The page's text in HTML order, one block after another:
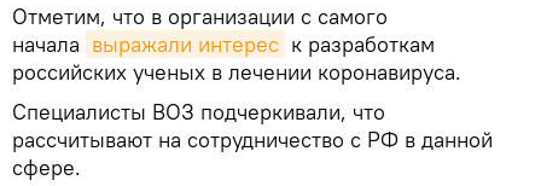
Отметим, что в организации с самого
начала выражали интерес к разработкам
российских ученых в лечении коронавируса.
Специалисты ВОЗ подчеркивали, что
рассчитывают на сотрудничество с РФ в данной
сфере.